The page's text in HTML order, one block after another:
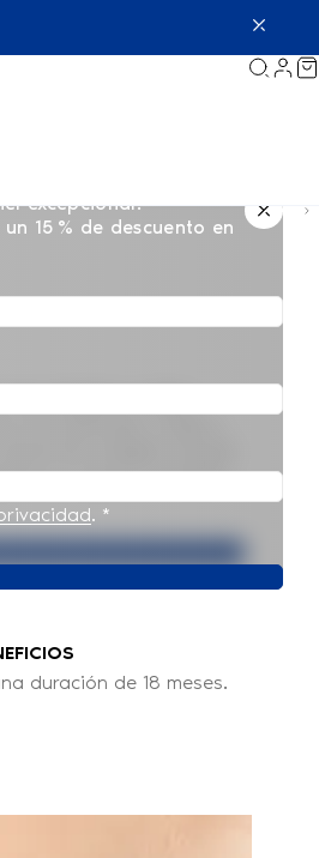
colágeno a largo
vez inyectado, el gel a
de colágeno ayuda
lo que lo convierte
duración de 18 meses.
excepcional.
15 % de descuento en
. *